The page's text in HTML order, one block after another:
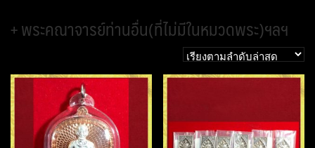
+ พระคณาจารย์ท่านอื่น(ที่ไม่มีในหมวดพระ)ฯลฯ